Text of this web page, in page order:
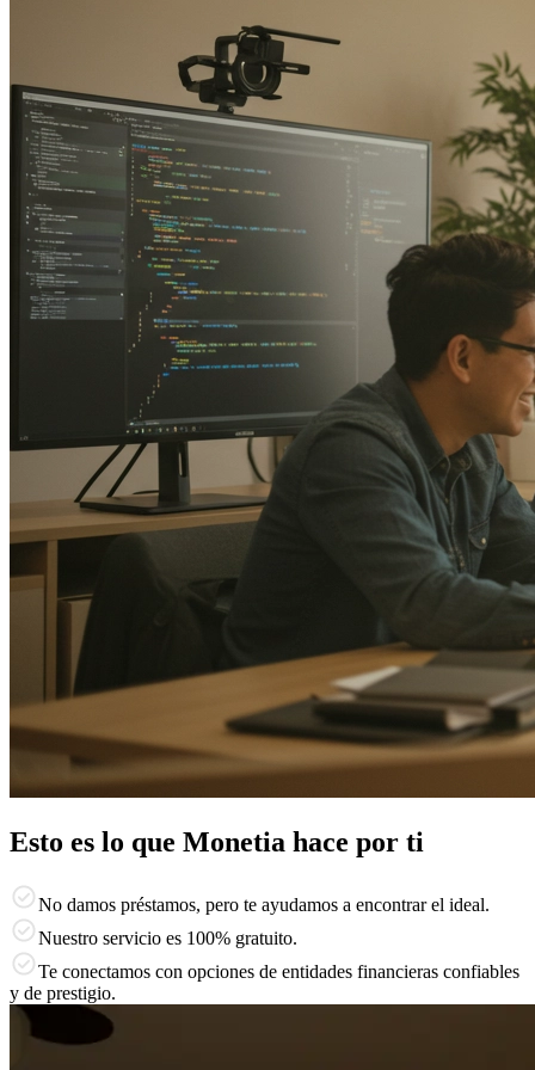
Esto es lo que Monetia hace por ti
No damos préstamos, pero te ayudamos a encontrar el ideal.
Nuestro servicio es 100% gratuito.
Te conectamos con opciones de entidades financieras confiables
y de prestigio.